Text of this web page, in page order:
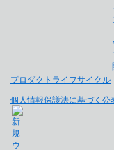
プロダクトライフサイクル
個人情報保護法に基づく公